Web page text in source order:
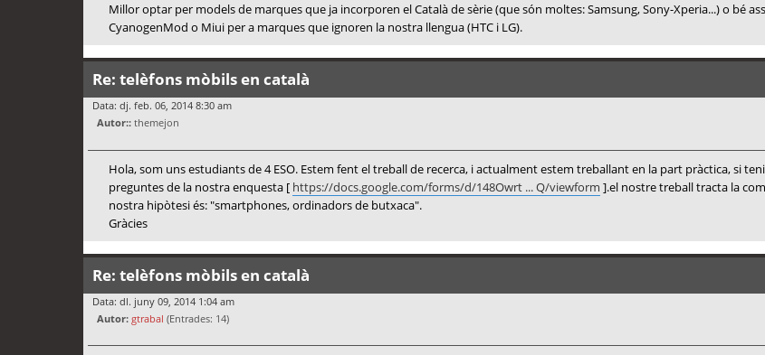
Millor optar per models de marques que ja incorporen el Català de sèrie (que són moltes: Samsung, Sony-Xperia...) o bé
CyanogenMod o Miui per a marques que ignoren la nostra llengua (HTC i LG).
Re: telèfons mòbils en català
Data: dj. feb. 06, 2014 8:30 am
Autor:: themejon
Hola, som uns estudiants de 4 ESO. Estem fent el treball de recerca, i actualment estem treballant en la part pràctica, si
preguntes de la nostra enquesta [ https://docs.google.com/forms/d/148Owrt ... Q/viewform ].el nostre treball tracta la
nostra hipòtesi és: "smartphones, ordinadors de butxaca".
Gràcies
Re: telèfons mòbils en català
Data: dl. juny 09, 2014 1:04 am
Autor: gtrabal (Entrades: 14)